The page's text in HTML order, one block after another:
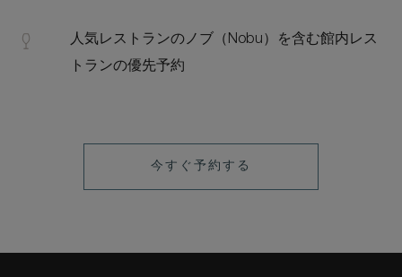
人気レストランのノブ（Nobu）を含む館内レス
トランの優先予約
LEARN
MORE
今すぐ予約する